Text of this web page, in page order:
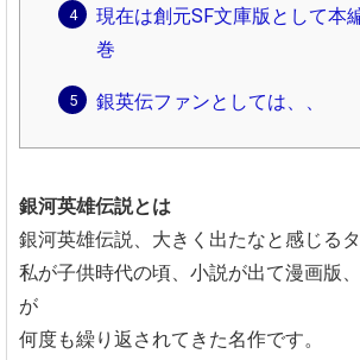
現在は創元SF文庫版として本
巻
銀英伝ファンとしては、、
銀河英雄伝説とは
銀河英雄伝説、大きく出たなと感じる
私が子供時代の頃、小説が出て漫画版
が
何度も繰り返されてきた名作です。